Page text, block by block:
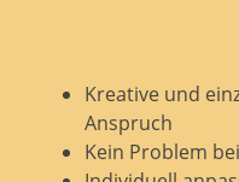
Kreative und
Anspruch
Kein Problem